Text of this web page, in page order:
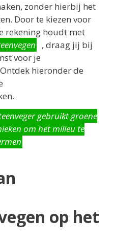
zonder hierbij het
Door te kiezen voor
rekening houdt met
, draag jij bij
voor je
hieronder de
gebruikt groene
om het milieu te
op het